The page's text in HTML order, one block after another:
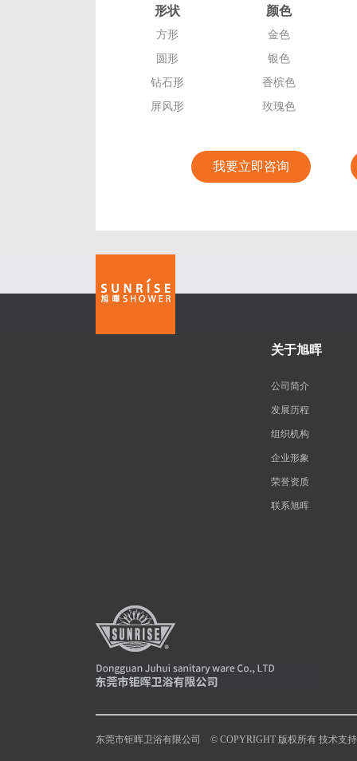
形状 颜色
方形
圆形
钻石形
屏风形
金色
银色
香槟色
玫瑰色
我要立即咨询
关于旭晖
公司简介
发展历程
组织机构
企业形象
荣誉资质
联系旭晖
东莞市钜晖卫浴有限公司 © COPYRIGHT 版权所有 技术支